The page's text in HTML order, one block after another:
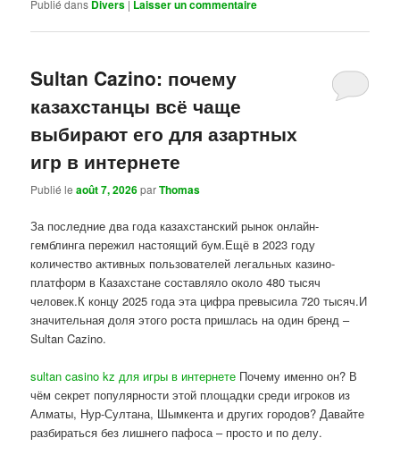
Publié dans Divers | Laisser un commentaire
Sultan Cazino: почему
казахстанцы всё чаще
выбирают его для азартных
игр в интернете
Publié leaoût 7, 2026parThomas
За последние два года казахстанский рынок онлайн-
гемблинга пережил настоящий бум.Ещё в 2023 году
количество активных пользователей легальных казино-
платформ в Казахстане составляло около 480 тысяч
человек.К концу 2025 года эта цифра превысила 720 тысяч.И
значительная доля этого роста пришлась на один бренд –
Sultan Cazino.
sultan casino kz для игры в интернете Почему именно он? В
чём секрет популярности этой площадки среди игроков из
Алматы, Нур-Султана, Шымкента и других городов? Давайте
разбираться без лишнего пафоса – просто и по делу.